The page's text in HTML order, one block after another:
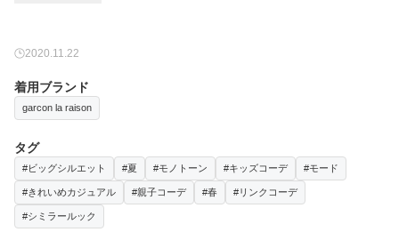
2020.11.22
着用ブランド
garcon la raison
タグ
#ビッグシルエット #夏 #モノトーン #キッズコーデ #モード
#きれいめカジュアル #親子コーデ #春 #リンクコーデ
#シミラールック